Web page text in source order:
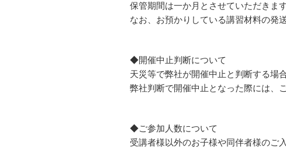
保管期間は一か月とさせていただきま
なお、お預かりしている講習材料の発
◆開催中止判断について
天災等で弊社が開催中止と判断する場
弊社判断で開催中止となった際には、
◆ご参加人数について
受講者様以外のお子様や同伴者様のご